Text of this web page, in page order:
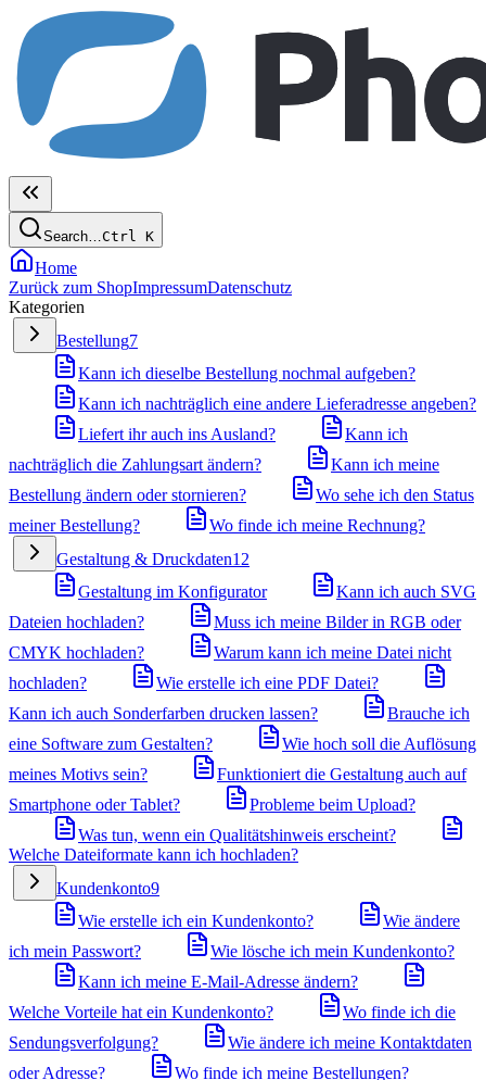
Search…Ctrl K
Home
Zurück zum ShopImpressumDatenschutz
Kategorien
Bestellung7
Kann ich dieselbe Bestellung nochmal aufgeben?
Kann ich nachträglich eine andere Lieferadresse angeben?
Liefert ihr auch ins Ausland?
Kann ich
nachträglich die Zahlungsart ändern?
Kann ich meine
Bestellung ändern oder stornieren?
Wo sehe ich den Status
meiner Bestellung?
Wo finde ich meine Rechnung?
Gestaltung & Druckdaten12
Gestaltung im Konfigurator
Kann ich auch SVG
Dateien hochladen?
Muss ich meine Bilder in RGB oder
CMYK hochladen?
Warum kann ich meine Datei nicht
hochladen?
Wie erstelle ich eine PDF Datei?
Kann ich auch Sonderfarben drucken lassen?
Brauche ich
eine Software zum Gestalten?
Wie hoch soll die Auflösung
meines Motivs sein?
Funktioniert die Gestaltung auch auf
Smartphone oder Tablet?
Probleme beim Upload?
Was tun, wenn ein Qualitätshinweis erscheint?
Welche Dateiformate kann ich hochladen?
Kundenkonto9
Wie erstelle ich ein Kundenkonto?
Wie ändere
ich mein Passwort?
Wie lösche ich mein Kundenkonto?
Kann ich meine E-Mail-Adresse ändern?
Welche Vorteile hat ein Kundenkonto?
Wo finde ich die
Sendungsverfolgung?
Wie ändere ich meine Kontaktdaten
oder Adresse?
Wo finde ich meine Bestellungen?